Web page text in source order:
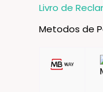
Livro de
Metodos de